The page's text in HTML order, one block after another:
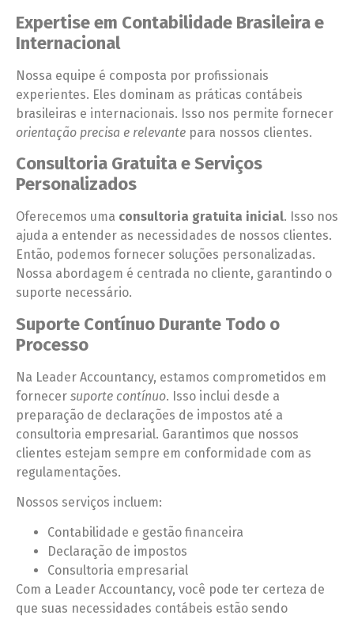
Expertise em Contabilidade Brasileira e
Internacional
Nossa equipe é composta por profissionais
experientes. Eles dominam as práticas contábeis
brasileiras e internacionais. Isso nos permite fornecer
orientação precisa e relevante para nossos clientes.
Consultoria Gratuita e Serviços
Personalizados
Oferecemos uma consultoria gratuita inicial. Isso nos
ajuda a entender as necessidades de nossos clientes.
Então, podemos fornecer soluções personalizadas.
Nossa abordagem é centrada no cliente, garantindo o
suporte necessário.
Suporte Contínuo Durante Todo o
Processo
Na Leader Accountancy, estamos comprometidos em
fornecer suporte contínuo. Isso inclui desde a
preparação de declarações de impostos até a
consultoria empresarial. Garantimos que nossos
clientes estejam sempre em conformidade com as
regulamentações.
Nossos serviços incluem:
Contabilidade e gestão financeira
Declaração de impostos
Consultoria empresarial
Com a Leader Accountancy, você pode ter certeza de
que suas necessidades contábeis estão sendo